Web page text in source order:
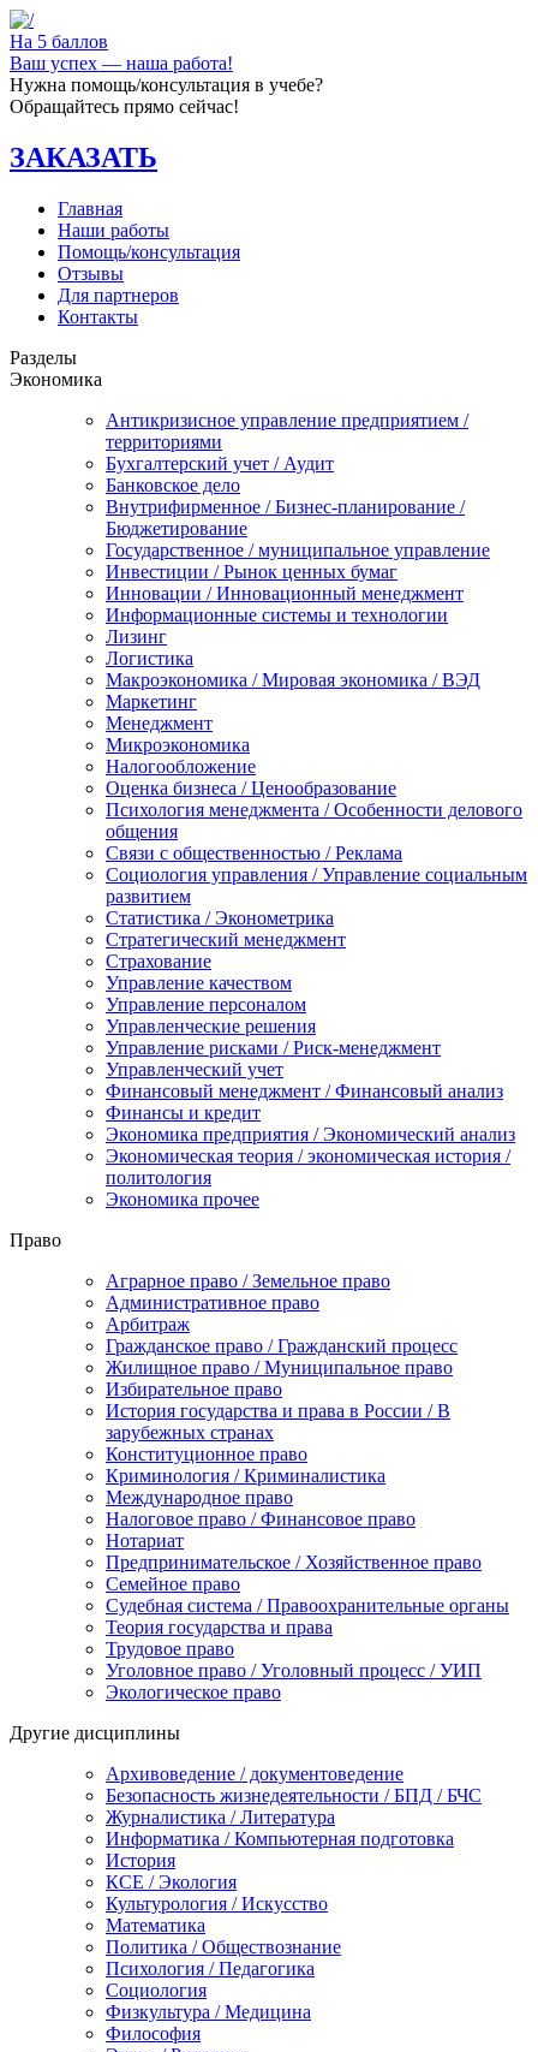
На 5 баллов
Ваш успех — наша работа!
Нужна помощь/консультация в учебе?
Обращайтесь прямо сейчас!
ЗАКАЗАТЬ
Главная
Наши работы
Помощь/консультация
Отзывы
Для партнеров
Контакты
Разделы
Экономика
Антикризисное управление предприятием /
территориями
Бухгалтерский учет / Аудит
Банковское дело
Внутрифирменное / Бизнес-планирование /
Бюджетирование
Государственное / муниципальное управление
Инвестиции / Рынок ценных бумаг
Инновации / Инновационный менеджмент
Информационные системы и технологии
Лизинг
Логистика
Макроэкономика / Мировая экономика / ВЭД
Маркетинг
Менеджмент
Микроэкономика
Налогообложение
Оценка бизнеса / Ценообразование
Психология менеджмента / Особенности делового
общения
Связи с общественностью / Реклама
Социология управления / Управление социальным
развитием
Статистика / Эконометрика
Стратегический менеджмент
Страхование
Управление качеством
Управление персоналом
Управленческие решения
Управление рисками / Риск-менеджмент
Управленческий учет
Финансовый менеджмент / Финансовый анализ
Финансы и кредит
Экономика предприятия / Экономический анализ
Экономическая теория / экономическая история /
политология
Экономика прочее
Право
Аграрное право / Земельное право
Административное право
Арбитраж
Гражданское право / Гражданский процесс
Жилищное право / Муниципальное право
Избирательное право
История государства и права в России / В
зарубежных странах
Конституционное право
Криминология / Криминалистика
Международное право
Налоговое право / Финансовое право
Нотариат
Предпринимательское / Хозяйственное право
Семейное право
Судебная система / Правоохранительные органы
Теория государства и права
Трудовое право
Уголовное право / Уголовный процесс / УИП
Экологическое право
Другие дисциплины
Архивоведение / документоведение
Безопасность жизнедеятельности / БПД / БЧС
Журналистика / Литература
Информатика / Компьютерная подготовка
История
КСЕ / Экология
Культурология / Искусство
Математика
Политика / Обществознание
Психология / Педагогика
Социология
Физкультура / Медицина
Философия